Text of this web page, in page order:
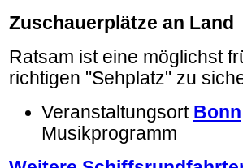
Zuschauerplätze an Land
Ratsam ist eine möglichst
richtigen "Sehplatz" zu
Veranstaltungsort Bonn
Musikprogramm